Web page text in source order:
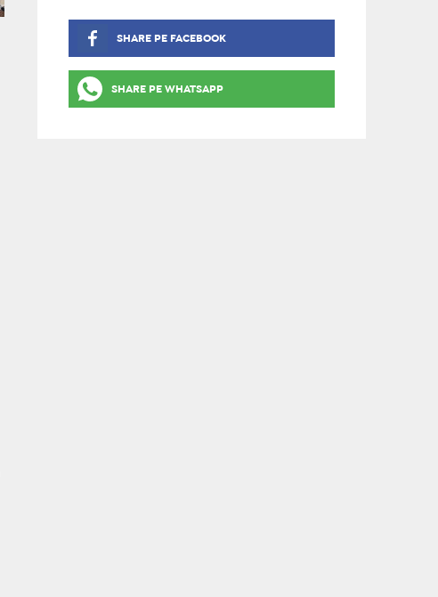
SHARE PE FACEBOOK
SHARE PE WHATSAPP